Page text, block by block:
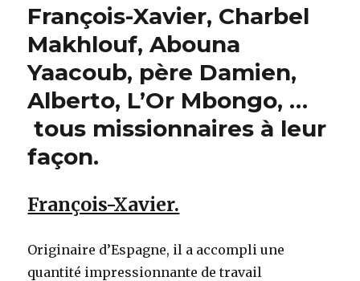
François-Xavier, Charbel
Makhlouf, Abouna
Yaacoub, père Damien,
Alberto, L’Or Mbongo, …
tous missionnaires à leur
façon.
François-Xavier.
Originaire d’Espagne, il a accompli une
quantité impressionnante de travail